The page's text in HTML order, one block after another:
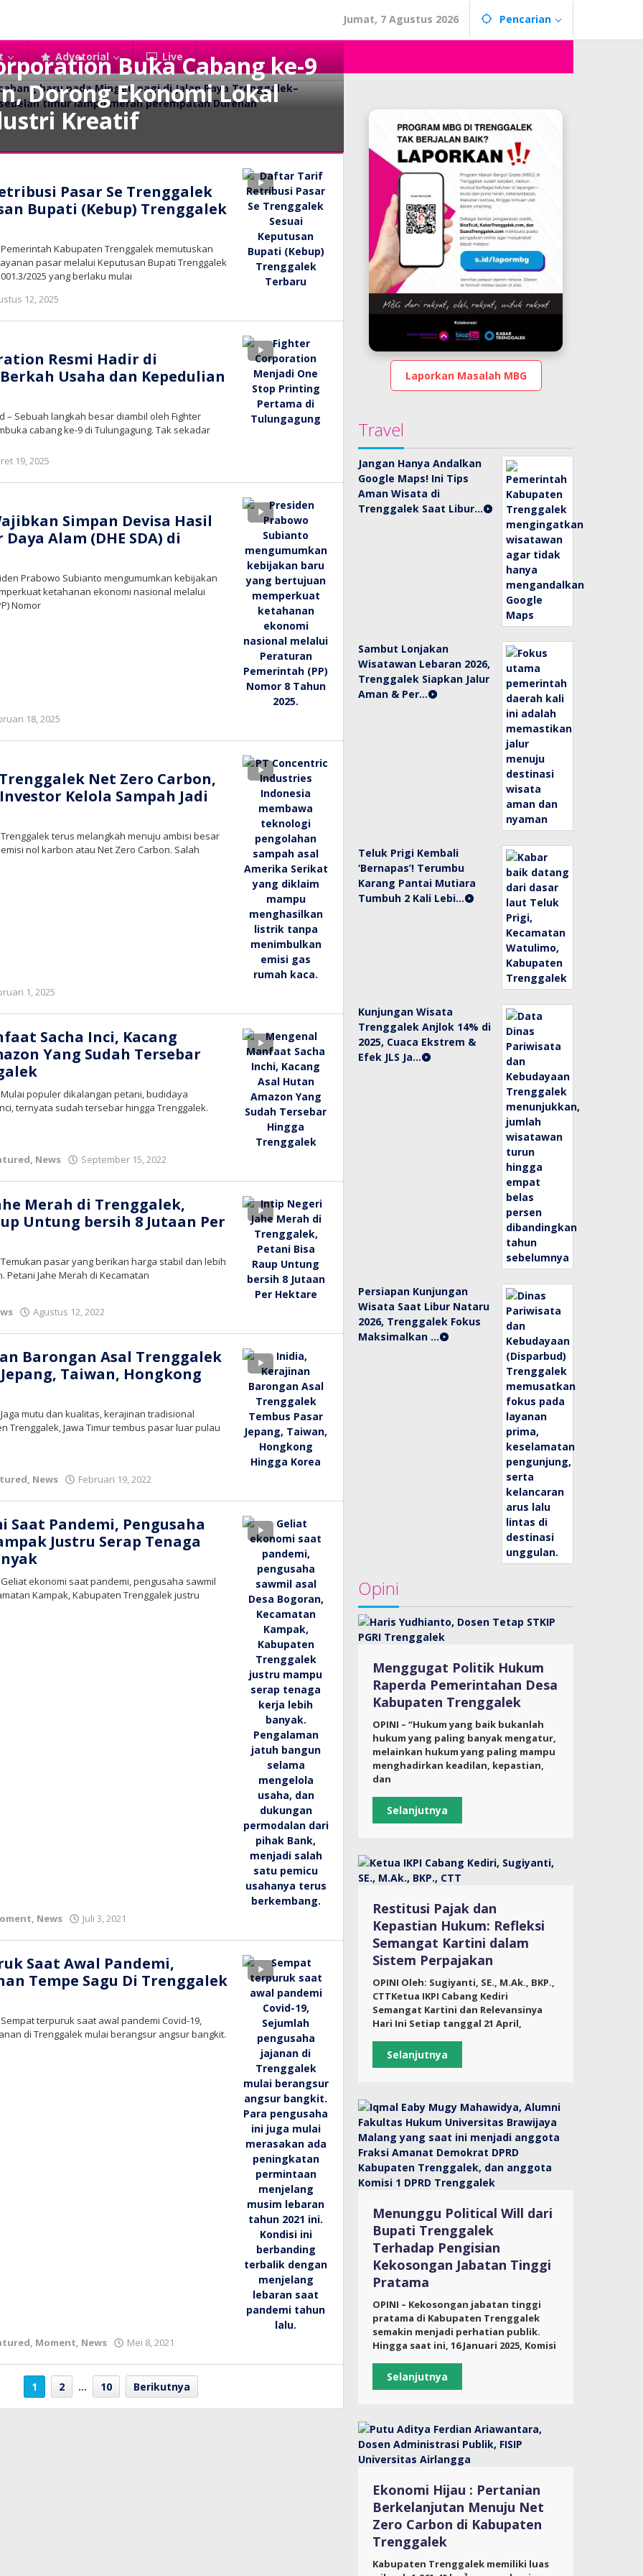
Jumat, 7 Agustus 2026 Pencarian
Advetorial Live
Buka Cabang ke-9
Dorong Ekonomi Lokal
Kreatif
Pasar Se Trenggalek
Bupati (Kebup) Trenggalek
Pemerintah Kabupaten Trenggalek memutuskan
pasar melalui Keputusan Bupati Trenggalek
2025 yang berlaku mulai
12, 2025
tv
Resmi Hadir di
Usaha dan Kepedulian
– Sebuah langkah besar diambil oleh Fighter
cabang ke-9 di Tulungagung. Tak sekadar
19, 2025
tv
Simpan Devisa Hasil
Alam (DHE SDA) di
Prabowo Subianto mengumumkan kebijakan
ketahanan ekonomi nasional melalui
Nomor
18, 2025
tv
Net Zero Carbon,
Kelola Sampah Jadi
Trenggalek terus melangkah menuju ambisi besar
nol karbon atau Net Zero Carbon. Salah
1, 2025
tv
Sacha Inci, Kacang
Yang Sudah Tersebar
Mulai populer dikalangan petani, budidaya
ternyata sudah tersebar hingga Trenggalek.
, News September 15, 2022
tv
Merah di Trenggalek,
Untung bersih 8 Jutaan Per
Temukan pasar yang berikan harga stabil dan lebih
Petani Jahe Merah di Kecamatan
Agustus 12, 2022
tv
Barongan Asal Trenggalek
Taiwan, Hongkong
Jaga mutu dan kualitas, kerajinan tradisional
Trenggalek, Jawa Timur tembus pasar luar pulau
, News Februari 19, 2022
tv
Saat Pandemi, Pengusaha
Justru Serap Tenaga
Geliat ekonomi saat pandemi, pengusaha sawmil
Kampak, Kabupaten Trenggalek justru
, News Juli 3, 2021
tv
Saat Awal Pandemi,
Tempe Sagu Di Trenggalek
Sempat terpuruk saat awal pandemi Covid-19,
di Trenggalek mulai berangsur angsur bangkit.
, Moment, News Mei 8, 2021
tv
1 2 … 10 Berikutnya
Laporkan Masalah MBG
Travel
Jangan Hanya Andalkan
Google Maps! Ini Tips
Aman Wisata di
Trenggalek Saat Libur…
Sambut Lonjakan
Wisatawan Lebaran 2026,
Trenggalek Siapkan Jalur
Aman & Per…
Teluk Prigi Kembali
‘Bernapas’! Terumbu
Karang Pantai Mutiara
Tumbuh 2 Kali Lebi…
Kunjungan Wisata
Trenggalek Anjlok 14% di
2025, Cuaca Ekstrem &
Efek JLS Ja…
Persiapan Kunjungan
Wisata Saat Libur Nataru
2026, Trenggalek Fokus
Maksimalkan …
Opini
Menggugat Politik Hukum
Raperda Pemerintahan Desa
Kabupaten Trenggalek
OPINI – “Hukum yang baik bukanlah
hukum yang paling banyak mengatur,
melainkan hukum yang paling mampu
menghadirkan keadilan, kepastian,
dan
Selanjutnya
Restitusi Pajak dan
Kepastian Hukum: Refleksi
Semangat Kartini dalam
Sistem Perpajakan
OPINI Oleh: Sugiyanti, SE., M.Ak., BKP.,
CTTKetua IKPI Cabang Kediri
Semangat Kartini dan Relevansinya
Hari Ini Setiap tanggal 21 April,
Selanjutnya
Menunggu Political Will dari
Bupati Trenggalek
Terhadap Pengisian
Kekosongan Jabatan Tinggi
Pratama
OPINI – Kekosongan jabatan tinggi
pratama di Kabupaten Trenggalek
semakin menjadi perhatian publik.
Hingga saat ini, 16 Januari 2025, Komisi
Selanjutnya
Ekonomi Hijau : Pertanian
Berkelanjutan Menuju Net
Zero Carbon di Kabupaten
Trenggalek
Kabupaten Trenggalek memiliki luas